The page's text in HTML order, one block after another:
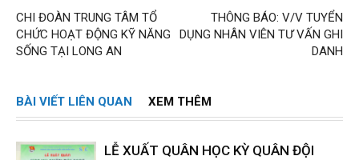
CHI ĐOÀN TRUNG TÂM TỔ
CHỨC HOẠT ĐỘNG KỸ NĂNG
SỐNG TẠI LONG AN
THÔNG BÁO: V/V TUYỂN
DỤNG NHÂN VIÊN TƯ VẤN GHI
DANH
BÀI VIẾT LIÊN QUAN XEM THÊM
LỄ XUẤT QUÂN HỌC KỲ QUÂN ĐỘI